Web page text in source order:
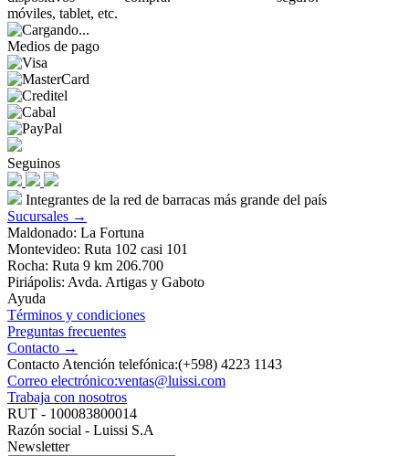
móviles, tablet, etc.
Medios de pago
Seguinos
Integrantes de la red de barracas más grande del país
Sucursales →
Maldonado: La Fortuna
Montevideo: Ruta 102 casi 101
Rocha: Ruta 9 km 206.700
Piriápolis: Avda. Artigas y Gaboto
Ayuda
Términos y condiciones
Preguntas frecuentes
Contacto →
Contacto Atención telefónica:(+598) 4223 1143
Correo electrónico:ventas@luissi.com
Trabaja con nosotros
RUT - 100083800014
Razón social - Luissi S.A
Newsletter